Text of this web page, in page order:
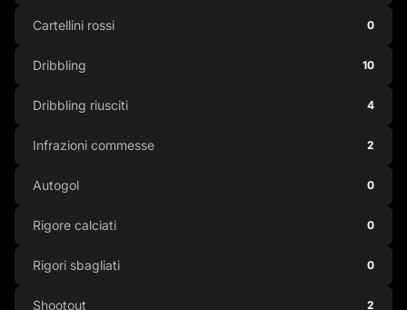
Cartellini rossi 0
Dribbling 10
Dribbling riusciti 4
Infrazioni commesse 2
Autogol 0
Rigore calciati 0
Rigori sbagliati 0
Shootout 2